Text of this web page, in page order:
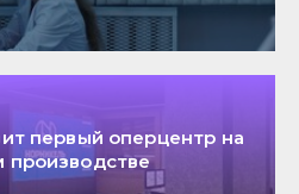
первый оперцентр на
производстве